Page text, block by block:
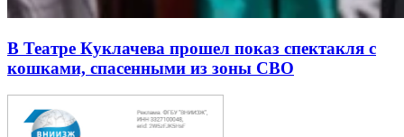
В Театре Куклачева прошел показ спектакля с
кошками, спасенными из зоны СВО